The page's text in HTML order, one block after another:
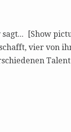
sagt... [Show
vier von